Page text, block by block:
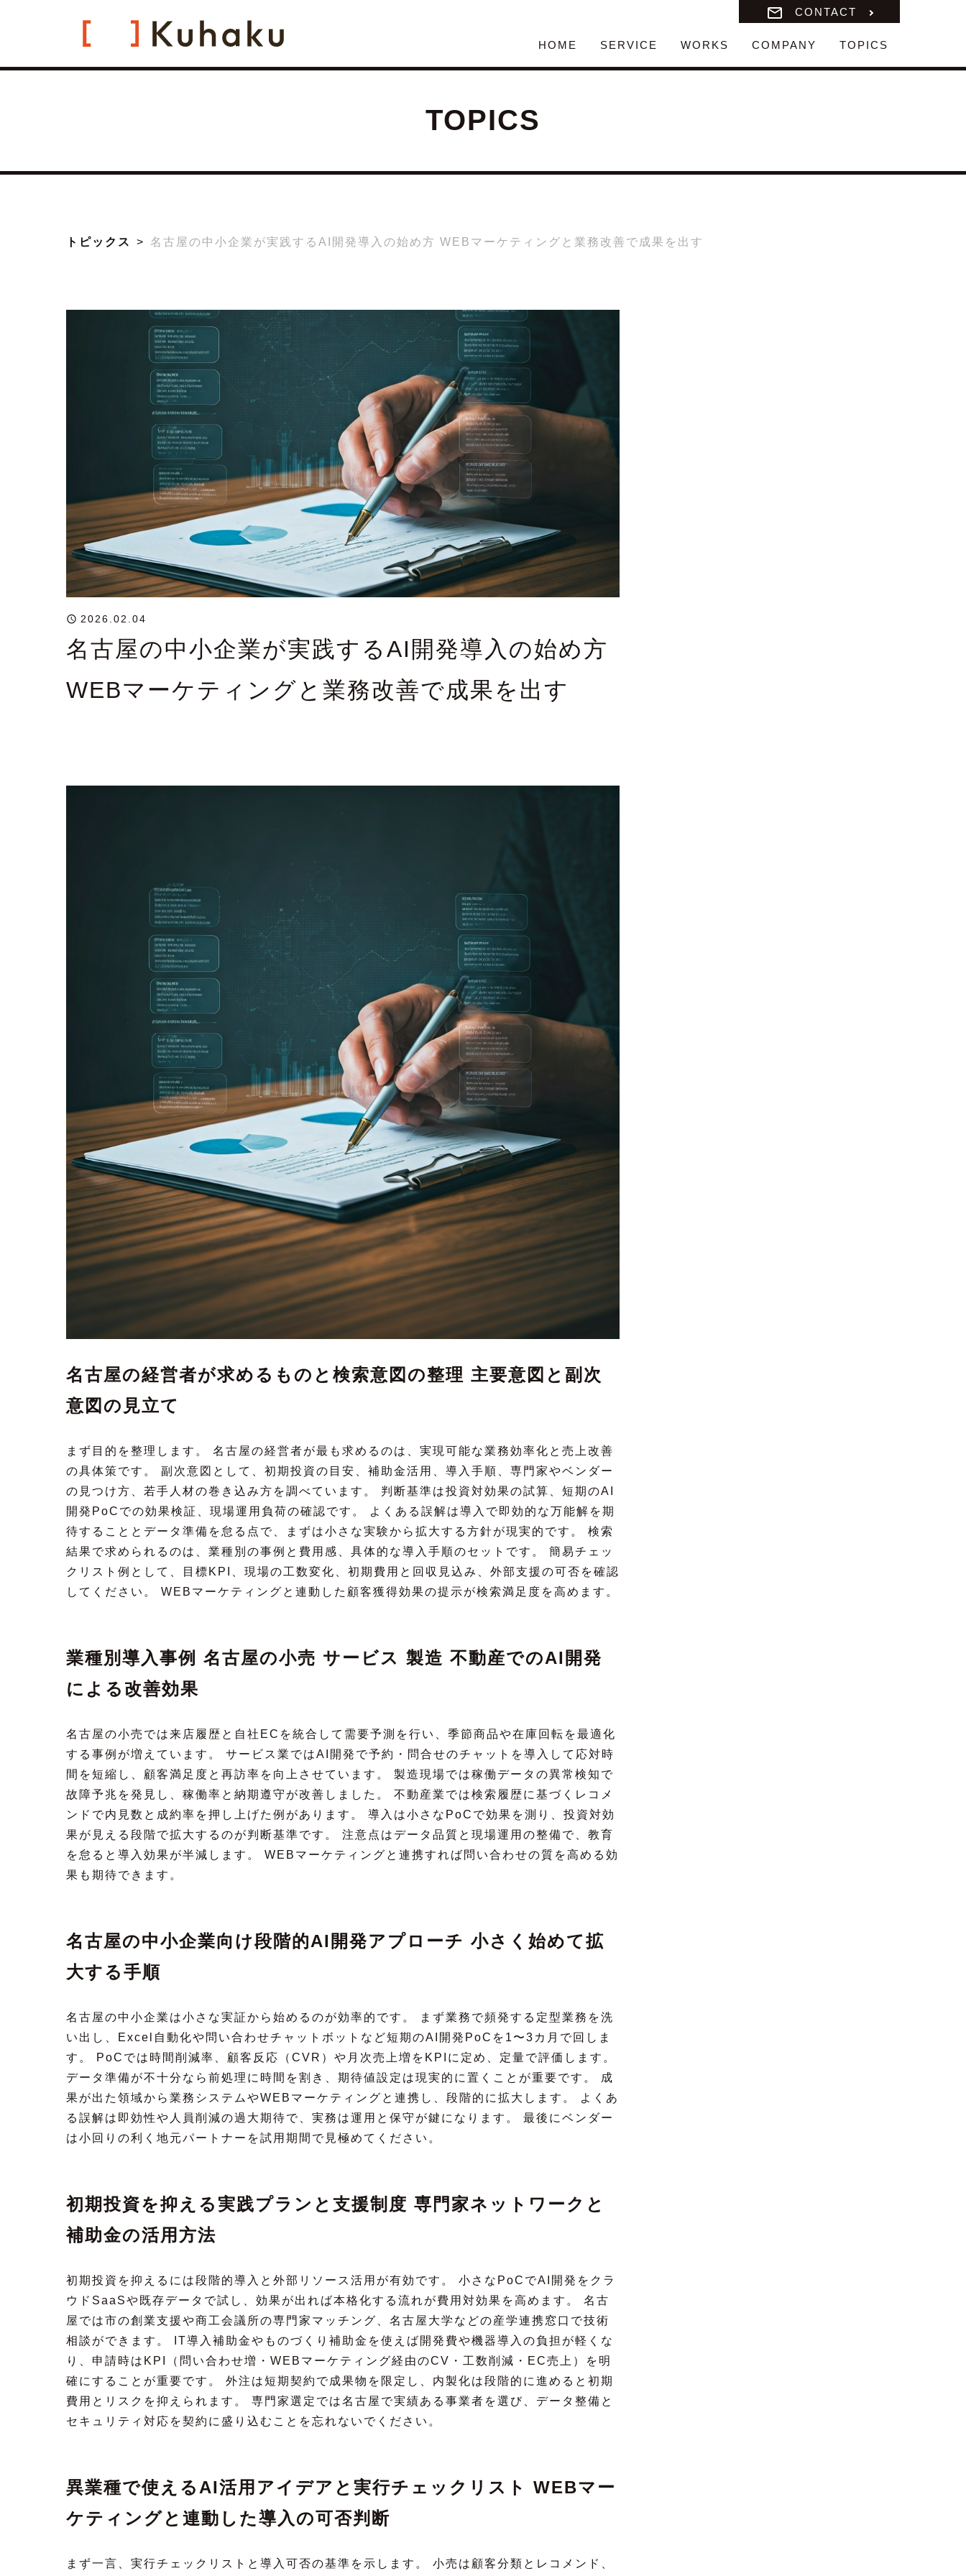
HOME SERVICE WORKS COMPANY TOPICS
CONTACT
TOPICS
トピックス 名古屋の中小企業が実践するAI開発導入の始め方 WEBマーケティングと業務改善で成果を出す
2026.02.04
名古屋の中小企業が実践するAI開発導入の始め方
WEBマーケティングと業務改善で成果を出す
名古屋の経営者が求めるものと検索意図の整理 主要意図と副次
意図の見立て
まず目的を整理します。 名古屋の経営者が最も求めるのは、実現可能な業務効率化と売上改善
の具体策です。 副次意図として、初期投資の目安、補助金活用、導入手順、専門家やベンダー
の見つけ方、若手人材の巻き込み方を調べています。 判断基準は投資対効果の試算、短期のAI
開発PoCでの効果検証、現場運用負荷の確認です。 よくある誤解は導入で即効的な万能解を期
待することとデータ準備を怠る点で、まずは小さな実験から拡大する方針が現実的です。 検索
結果で求められるのは、業種別の事例と費用感、具体的な導入手順のセットです。 簡易チェッ
クリスト例として、目標KPI、現場の工数変化、初期費用と回収見込み、外部支援の可否を確認
してください。 WEBマーケティングと連動した顧客獲得効果の提示が検索満足度を高めます。
業種別導入事例 名古屋の小売 サービス 製造 不動産でのAI開発
による改善効果
名古屋の小売では来店履歴と自社ECを統合して需要予測を行い、季節商品や在庫回転を最適化
する事例が増えています。 サービス業ではAI開発で予約・問合せのチャットを導入して応対時
間を短縮し、顧客満足度と再訪率を向上させています。 製造現場では稼働データの異常検知で
故障予兆を発見し、稼働率と納期遵守が改善しました。 不動産業では検索履歴に基づくレコメ
ンドで内見数と成約率を押し上げた例があります。 導入は小さなPoCで効果を測り、投資対効
果が見える段階で拡大するのが判断基準です。 注意点はデータ品質と現場運用の整備で、教育
を怠ると導入効果が半減します。 WEBマーケティングと連携すれば問い合わせの質を高める効
果も期待できます。
名古屋の中小企業向け段階的AI開発アプローチ 小さく始めて拡
大する手順
名古屋の中小企業は小さな実証から始めるのが効率的です。 まず業務で頻発する定型業務を洗
い出し、Excel自動化や問い合わせチャットボットなど短期のAI開発PoCを1〜3カ月で回しま
す。 PoCでは時間削減率、顧客反応（CVR）や月次売上増をKPIに定め、定量で評価します。
データ準備が不十分なら前処理に時間を割き、期待値設定は現実的に置くことが重要です。 成
果が出た領域から業務システムやWEBマーケティングと連携し、段階的に拡大します。 よくあ
る誤解は即効性や人員削減の過大期待で、実務は運用と保守が鍵になります。 最後にベンダー
は小回りの利く地元パートナーを試用期間で見極めてください。
初期投資を抑える実践プランと支援制度 専門家ネットワークと
補助金の活用方法
初期投資を抑えるには段階的導入と外部リソース活用が有効です。 小さなPoCでAI開発をクラ
ウドSaaSや既存データで試し、効果が出れば本格化する流れが費用対効果を高めます。 名古
屋では市の創業支援や商工会議所の専門家マッチング、名古屋大学などの産学連携窓口で技術
相談ができます。 IT導入補助金やものづくり補助金を使えば開発費や機器導入の負担が軽くな
り、申請時はKPI（問い合わせ増・WEBマーケティング経由のCV・工数削減・EC売上）を明
確にすることが重要です。 外注は短期契約で成果物を限定し、内製化は段階的に進めると初期
費用とリスクを抑えられます。 専門家選定では名古屋で実績ある事業者を選び、データ整備と
セキュリティ対応を契約に盛り込むことを忘れないでください。
異業種で使えるAI活用アイデアと実行チェックリスト WEBマー
ケティングと連動した導入の可否判断
まず一言、実行チェックリストと導入可否の基準を示します。 小売は顧客分類とレコメンド、